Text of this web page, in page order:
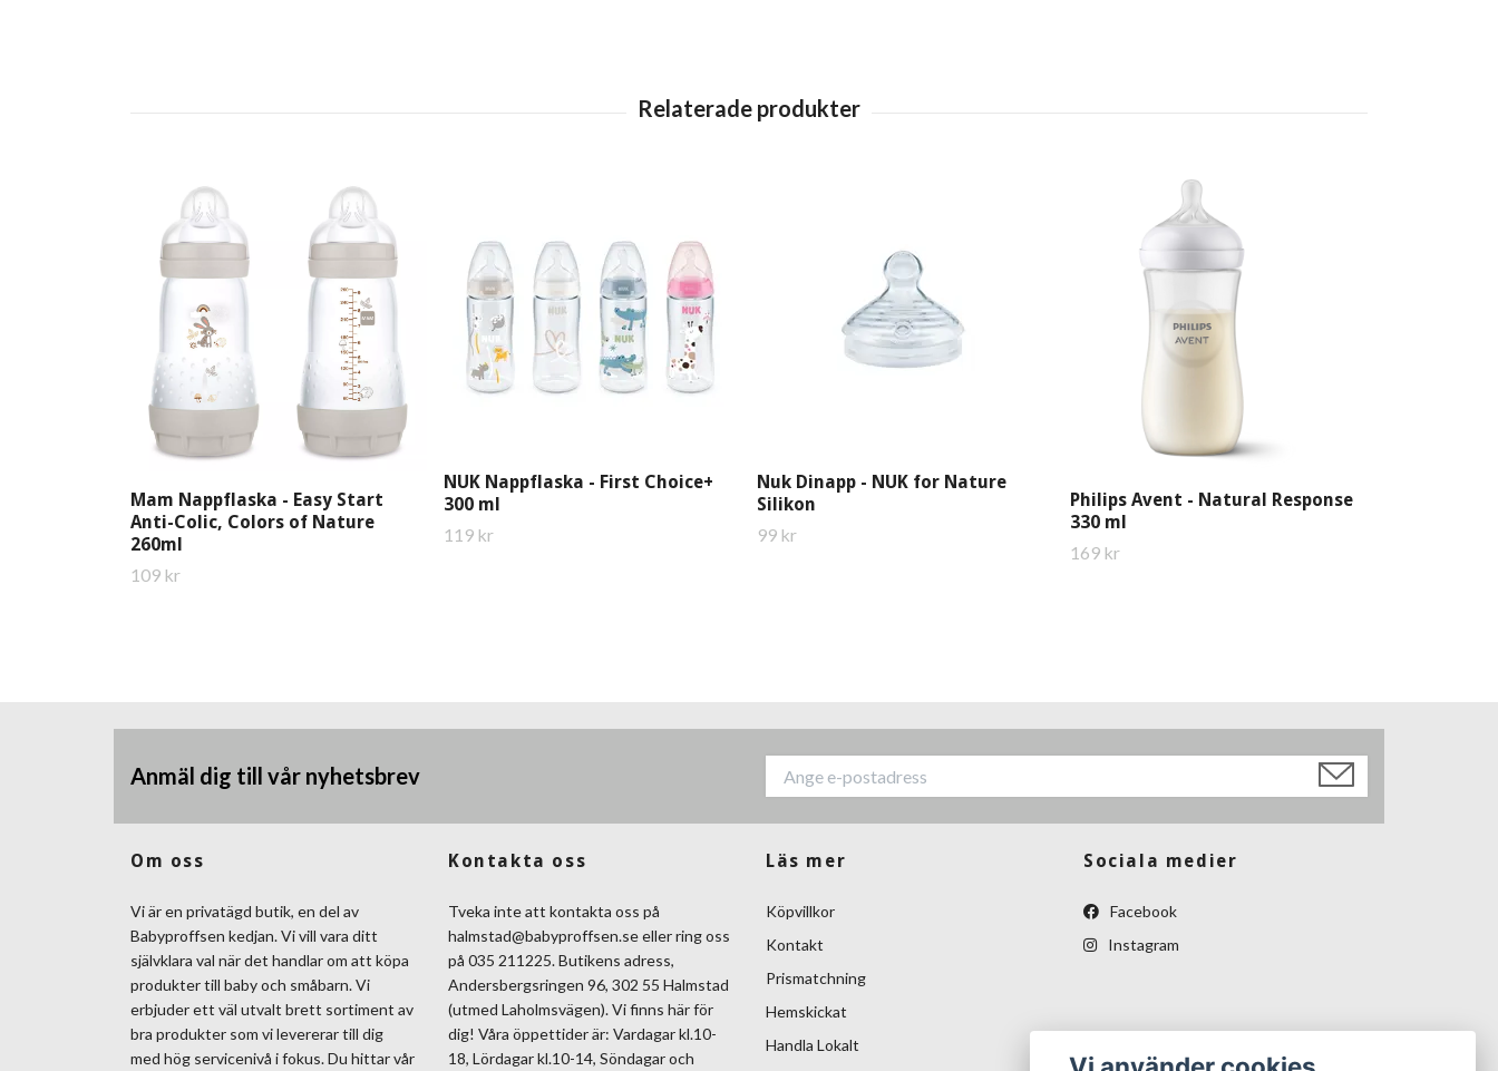
Mam Nappflaska - Easy Start
Anti-Colic, Colors of Nature
260ml
109 kr
NUK Nappflaska - First Choice+
300 ml
119 kr
Nuk Dinapp - NUK for Nature
Silikon
99 kr
Philips Avent - Natural Response
330 ml
169 kr
Anmäl dig till vår nyhetsbrev
Om oss
Vi är en privatägd butik, en del av
Babyproffsen kedjan. Vi vill vara ditt
självklara val när det handlar om att köpa
produkter till baby och småbarn. Vi
erbjuder ett väl utvalt brett sortiment av
bra produkter som vi levererar till dig
med hög servicenivå i fokus. Du hittar vår
Kontakta oss
Tveka inte att kontakta oss på
halmstad@babyproffsen.seeller ring oss
på 035 211225. Butikens adress,
Andersbergsringen 96, 302 55 Halmstad
(utmed Laholmsvägen). Vi finns här för
dig! Våra öppettider är: Vardagar kl.10-
18, Lördagar kl.10-14, Söndagar och
Läs mer
Köpvillkor
Kontakt
Prismatchning
Hemskickat
Handla Lokalt
Sociala medier
Facebook
Instagram